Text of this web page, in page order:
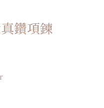
鑽項鍊